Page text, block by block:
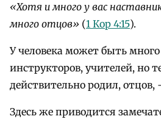
«Хотя и много у вас
много отцов» (1 Кор 4:15).
У человека может быть
инструкторов, учителей, но
действительно родил,
Здесь же приводится